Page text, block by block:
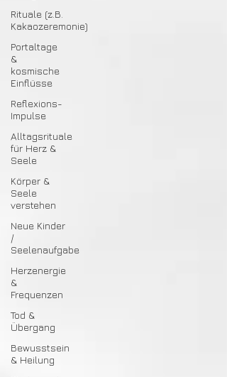
Rituale (z.B.
Kakaozeremonie)
Portaltage
&
kosmische
Einflüsse
Reflexions-
Impulse
Alltagsrituale
für Herz &
Seele
Körper &
Seele
verstehen
Neue Kinder
/
Seelenaufgabe
Herzenergie
&
Frequenzen
Tod &
Übergang
Bewusstsein
& Heilung